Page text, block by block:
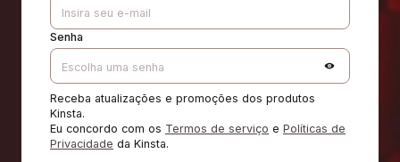
Senha
Receba atualizações e promoções dos produtos
Kinsta.
Eu concordo com os Termos de serviço e Políticas de
Privacidade da Kinsta.